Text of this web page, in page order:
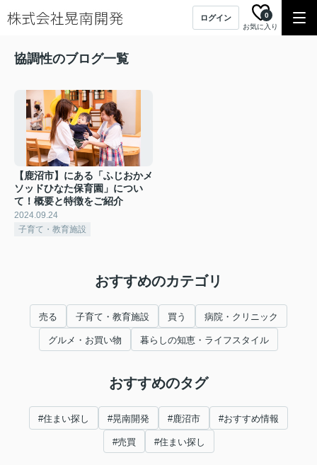
ログイン
お気に入り
0
協調性のブログ一覧
【鹿沼市】にある「ふじおかメ
ソッドひなた保育園」につい
て！概要と特徴をご紹介
2024.09.24
子育て・教育施設
おすすめのカテゴリ
売る 子育て・教育施設 買う 病院・クリニック
グルメ・お買い物 暮らしの知恵・ライフスタイル
おすすめのタグ
#住まい探し #晃南開発 #鹿沼市 #おすすめ情報
#売買 #住まい探し